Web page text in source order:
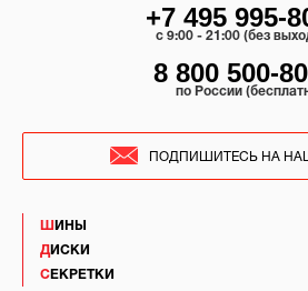
ШИНЫ
ДИСКИ
СЕКРЕТКИ
+7 495 995-
c 9:00 - 21:00 (без
8 800 500-
по России
ПОДПИШИТЕСЬ НА